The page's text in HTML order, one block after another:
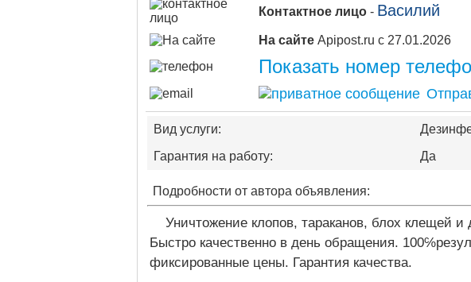
Контактное лицо - Василий
На сайте Apipost.ru с 27.01.2026
Показать номер
Вид услуги:
Гарантия на работу:
Да
Подробности от автора объявления:
Уничтожение клопов, тараканов, блох клещей
Быстро качественно в день обращения.
фиксированные цены. Гарантия качества.